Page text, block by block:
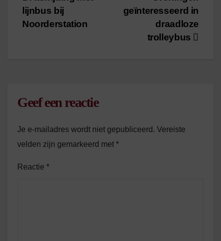
navigatie
geïnteresseerd in
draadloze
trolleybus
lijnbus bij
Noorderstation
Geef een reactie
Je e-mailadres wordt niet gepubliceerd. Vereiste
velden zijn gemarkeerd met *
Reactie *